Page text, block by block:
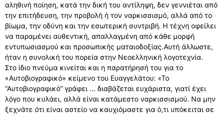
αληθινή ποίηση, κατά την δική του αντίληψη, δεν γεννιέται από
την επιτήδευση, την προβολή ή τον ναρκισσισμό, αλλά από το
βίωμα, την οδύνη και την εσωτερική συντριβή. Η τέχνη οφείλει
να παραμένει αυθεντική, απαλλαγμένη από κάθε μορφή
εντυπωσιασμού και προσωπικής ματαιοδοξίας.Αυτή άλλωστε,
ήταν η συνολική του πορεία στην Νεοελληνική λογοτεχνία.
Στο ίδιο πνεύμα κινείται και η παρατήρησή του για το
«Αυτοβιογραφικό» κείμενο του Ευαγγελάτου: «Το
“Αυτοβιογραφικό” γράφει … διαβάζεται ευχάριστα, γιατί έχει
λόγο που κυλάει, αλλά είναι κατάμεστο ναρκισσισμού. Να μην
ξεχνάτε ότι είναι αστείο να καυχιόμαστε για ό,τι υπόκειται σε